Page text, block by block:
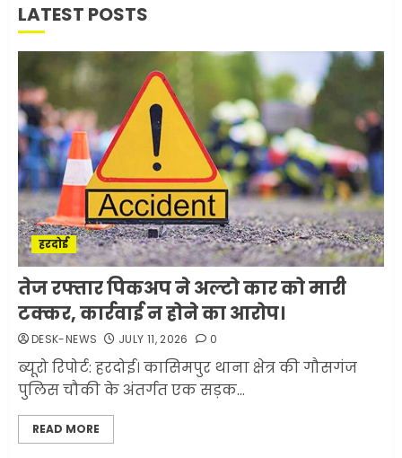
1
घातक बीमारी, जो धीरे-धीरे इंसान,
रिश्ते और भविष्य सब कुछ निगल
रही है!
JULY 11, 2026 0
2
मलबों से ईरान ने सुरक्षित बरामद
कर ली करीब 1000 से ज्यादा
मिसाइलें
JUNE 1, 2026 0
सरकारी दफ्तरों में जनसेवा कम,
जनता का अपमान ज्यादा? जनता के
टैक्स पर वेतन, फिर जनता से अभद्र
व्यवहार क्यों?
LATEST POSTS
हरदोई
तेज रफ्तार पिकअप ने अल्टो कार को मारी
टक्कर, कार्रवाई न होने का आरोप।
DESK-NEWS JULY 11, 2026 0
ब्यूरो रिपोर्ट: हरदोई। कासिमपुर थाना क्षेत्र की गौसगंज
पुलिस चौकी के अंतर्गत एक सड़क...
READ MORE